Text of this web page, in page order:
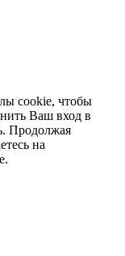
cookie, чтобы
Ваш вход в
Продолжая
на